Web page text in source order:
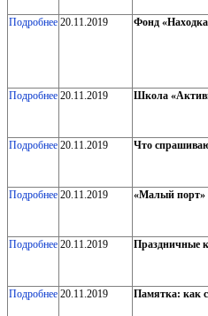
Подробнее 20.11.2019 Фонд
Подробнее 20.11.2019 Школа
Подробнее 20.11.2019 Что
Подробнее 20.11.2019 «Малый порт»
Подробнее 20.11.2019 Праздничные
Подробнее 20.11.2019 Памятка: как